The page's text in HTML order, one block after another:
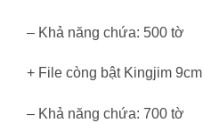
– Khả năng chứa: 500 tờ
+ File còng bật Kingjim 9cm
– Khả năng chứa: 700 tờ